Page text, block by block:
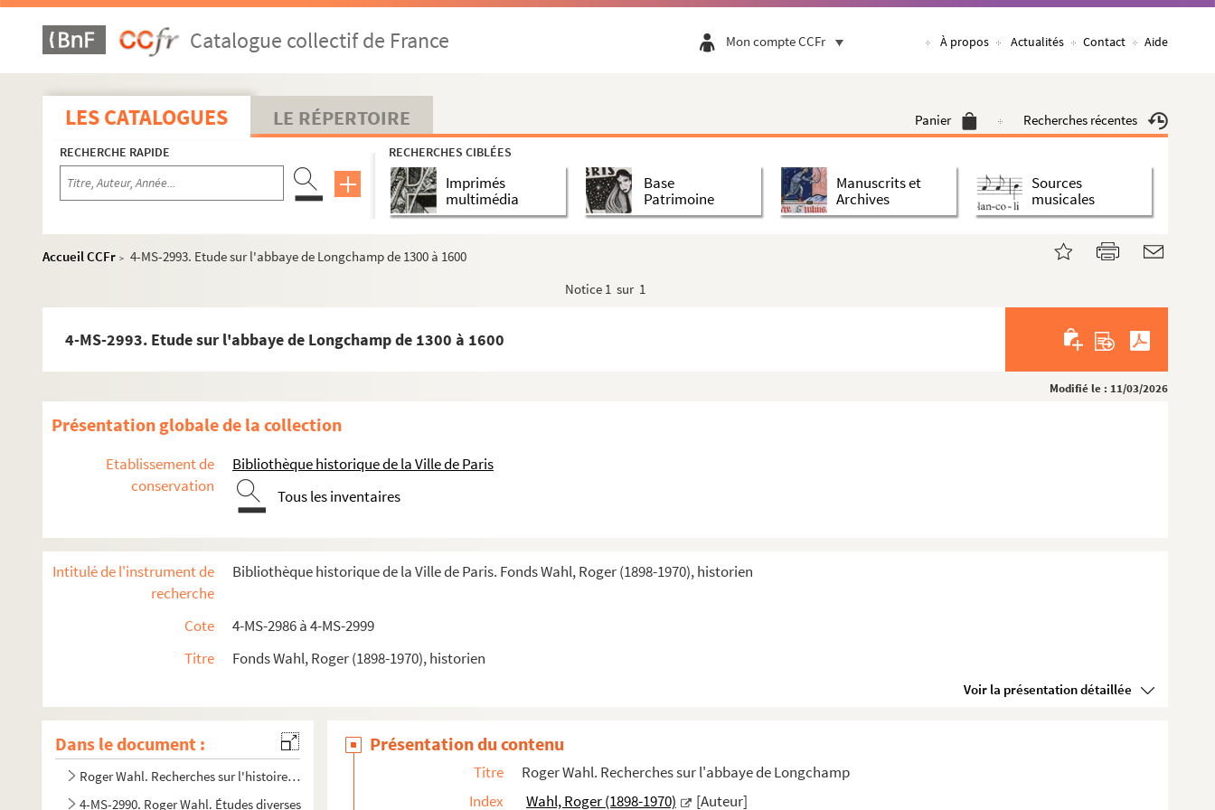
Catalogue collectif de France Mon compte CCFr À propos Actualités Contact Aide
LES CATALOGUES LE RÉPERTOIRE Panier Recherches récentes
RECHERCHE RAPIDE RECHERCHES CIBLÉES
Imprimés
multimédia
Base
Patrimoine
Manuscrits et
Archives
Sources
musicales
Accueil CCFr > 4-MS-2993. Etude sur l'abbaye de Longchamp de 1300 à 1600
Notice 1 sur 1
4-MS-2993. Etude sur l'abbaye de Longchamp de 1300 à 1600
Modifié le : 11/03/2026
Présentation globale de la collection
Etablissement de
conservation
Bibliothèque historique de la Ville de Paris
Tous les inventaires
Intitulé de l'instrument de
recherche
Bibliothèque historique de la Ville de Paris. Fonds Wahl, Roger (1898-1970), historien
Cote
4-MS-2986 à 4-MS-2999
Titre
Fonds Wahl, Roger (1898-1970), historien
Voir la présentation détaillée
Dans le document :
Roger Wahl. Recherches sur l'histoire du bois de Boulogne
4-MS-2990. Roger Wahl. Études diverses
Présentation du contenu
Titre
Roger Wahl. Recherches sur l'abbaye de Longchamp
Index
Wahl, Roger (1898-1970) [Auteur]